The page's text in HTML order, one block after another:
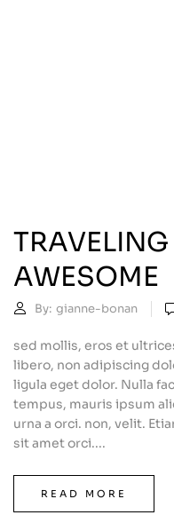
AWESOME
By: gianne-bonan
sed mollis, eros et
libero, non adipiscing
ligula eget dolor. Nulla
tempus, mauris ipsum
urna a orci. non, velit.
sit amet orci....
READ MORE